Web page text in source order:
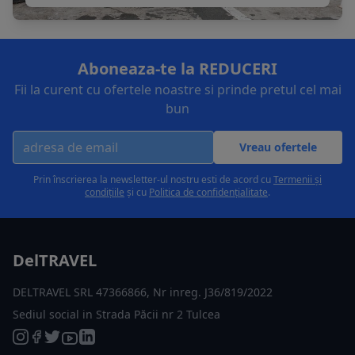
Aboneaza-te la REDUCERI
Fii la curent cu ofertele noastre si prinde pretul cel mai
bun
Vreau ofertele
Prin înscrierea la newsletter-ul nostru esti de acord cuTermenii și
condițiile și cu Politica de confidențialitate.
DelTRAVEL
DELTRAVEL SRL 47366866, Nr inreg. J36/819/2022
Sediul social in Strada Păcii nr 2 Tulcea